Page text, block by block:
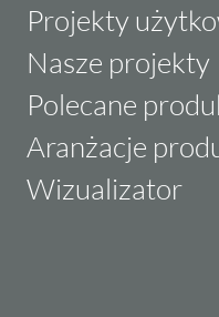
Projekty
Nasze projekty
Polecane
Aranżacje
Wizualizator